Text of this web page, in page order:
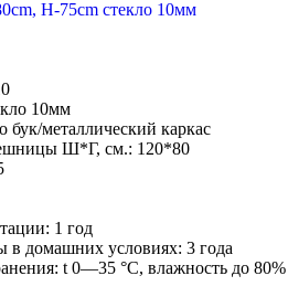
10мм
бук/металлический каркас
Ш*Г, см.: 120*80
1 год
домашних условиях: 3 года
t 0—35 °С, влажность до 80%